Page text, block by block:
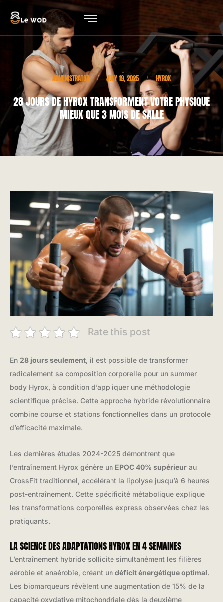
ADMINISTRATOR / JULY 19, 2025 / HYROX
28 JOURS DE HYROX TRANSFORMENT VOTRE PHYSIQUE
MIEUX QUE 3 MOIS DE SALLE
Rate this post
En 28 jours seulement , il est possible de transformer
radicalement sa composition corporelle pour un summer
body Hyrox, à condition d’appliquer une méthodologie
scientifique précise. Cette approche hybride révolutionnaire
combine course et stations fonctionnelles dans un protocole
d’efficacité maximale.
Les dernières études 2024-2025 démontrent que
l’entraînement Hyrox génère un EPOC 40% supérieur au
CrossFit traditionnel, accélérant la lipolyse jusqu’à 6 heures
post-entraînement. Cette spécificité métabolique explique
les transformations corporelles express observées chez les
pratiquants.
LA SCIENCE DES ADAPTATIONS HYROX EN 4 SEMAINES
L’entraînement hybride sollicite simultanément les filières
aérobie et anaérobie, créant un déficit énergétique optimal.
Les biomarqueurs révèlent une augmentation de 15% de la
capacité oxydative mitochondriale dès la deuxième